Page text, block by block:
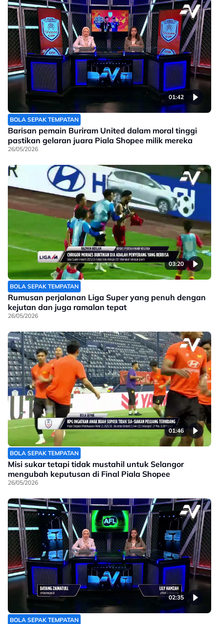
01:42
BOLA SEPAK TEMPATAN
Barisan pemain Buriram United dalam moral tinggi
pastikan gelaran juara Piala Shopee milik mereka
26/05/2026
03:20
BOLA SEPAK TEMPATAN
Rumusan perjalanan Liga Super yang penuh dengan
kejutan dan juga ramalan tepat
26/05/2026
01:46
BOLA SEPAK TEMPATAN
Misi sukar tetapi tidak mustahil untuk Selangor
mengubah keputusan di Final Piala Shopee
26/05/2026
02:35
BOLA SEPAK TEMPATAN